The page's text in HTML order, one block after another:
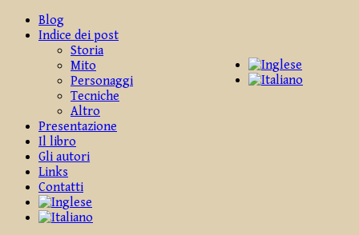
Blog
Indice dei post
Storia
Mito
Personaggi
Tecniche
Altro
Presentazione
Il libro
Gli autori
Links
Contatti